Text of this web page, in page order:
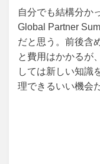
自分でも結構分か
Global Partner
だと思う。前後含
と費用はかかるが
しては新しい知識
理できるいい機会